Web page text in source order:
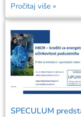
Pročitaj više »
SPECULUM